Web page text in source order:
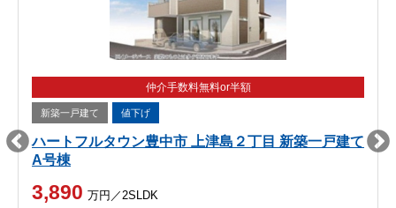
仲介手数料無料or半額
新築一戸建て 値下げ
ハートフルタウン豊中市 上津島２丁目 新築一戸建て
A号棟
3,890 万円／2SLDK